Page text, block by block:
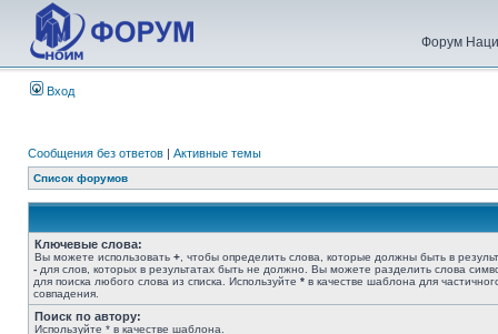
Форум
Вход
Сообщения без ответов | Активные темы
Список форумов
Ключевые слова:
Вы можете использовать + , чтобы определить слова, которые должны быть в
- для слов, которых в результатах быть не должно. Вы можете разделить слова
для поиска любого слова из списка. Используйте * в качестве шаблона для
совпадения.
Поиск по автору:
Используйте * в качестве шаблона.